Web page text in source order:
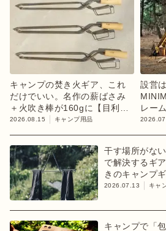
キャンプの焚き火ギア、これ
だけでいい。名作の薪ばさみ
＋火吹き棒が160gに【目利き
のキャンプギア】
2026.08.15 キャンプ用品
設営
レー
える
干す場所がな
で解決するギ
きのキャンプギ
2026.07.13 キャ
キャンプで「